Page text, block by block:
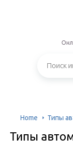
Home Типы
Типы